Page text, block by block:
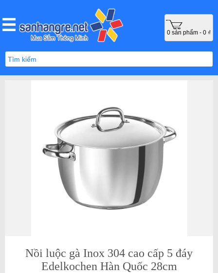
0 sản phẩm - 0 ₫
Nồi luộc gà Inox 304 cao cấp 5 đáy
Edelkochen Hàn Quốc 28cm